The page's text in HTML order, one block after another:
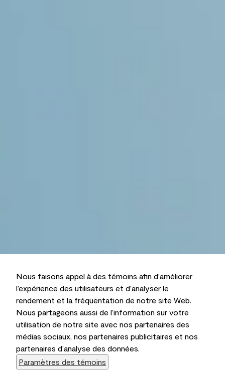
Nous faisons appel à des témoins afin d’améliorer
l’expérience des utilisateurs et d’analyser le
rendement et la fréquentation de notre site Web.
Nous partageons aussi de l’information sur votre
utilisation de notre site avec nos partenaires des
médias sociaux, nos partenaires publicitaires et nos
partenaires d’analyse des données.
Paramètres des témoins